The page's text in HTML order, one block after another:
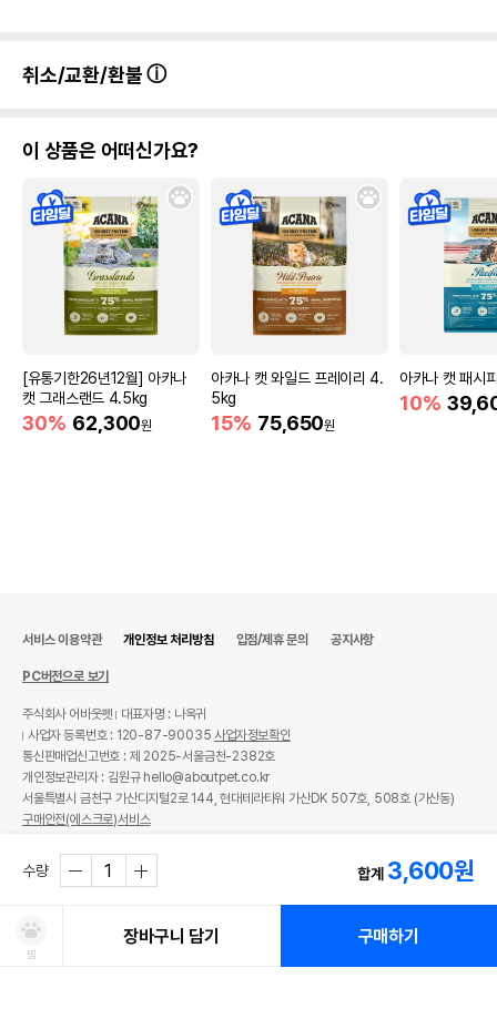
취소/교환/환불
이 상품은 어떠신가요?
[유통기한26년12월] 아카나
캣 그래스랜드 4.5kg
30% 62,300원
아카나 캣 와일드 프레이리 4.
5kg
15% 75,650원
아카나 캣 패시
10%
수량 합계 3,600원
찜
장바구니 담기 구매하기
서비스 이용약관 개인정보 처리방침 입점/제휴 문의 공지사항
PC버전으로 보기
주식회사 어바웃펫
대표자명 : 나옥귀
사업자 등록번호 : 120-87-90035사업자정보확인
통신판매업신고번호 : 제 2025-서울금천-2382호
개인정보관리자 : 김원규 hello@aboutpet.co.kr
서울특별시 금천구 가산디지털2로 144, 현대테라타워 가산DK 507호, 508호 (가산동)
구매안전(에스크로)서비스